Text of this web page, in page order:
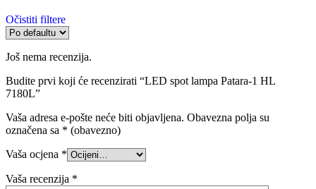
Očistiti filtere
Još nema recenzija.
Budite prvi koji će recenzirati “LED spot lampa Patara-1 HL
7180L”
Vaša adresa e-pošte neće biti objavljena. Obavezna polja su
označena sa * (obavezno)
Vaša ocjena *
Vaša recenzija *